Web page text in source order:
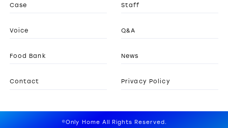
Case Staff
Voice Q&A
Food Bank News
Contact Privacy Policy
©Only Home All Rights Reserved.